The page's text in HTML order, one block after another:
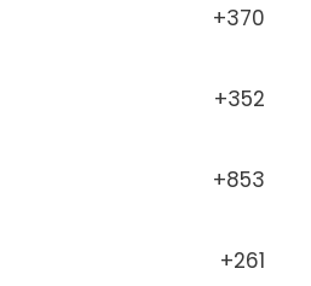
+370
+352
+853
+261